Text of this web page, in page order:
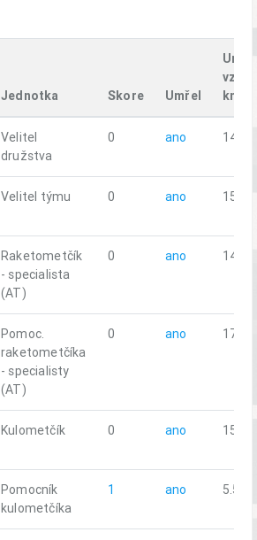
Jednotka Skore Umřel
km
Velitel
družstva
0 ano 14.12
Velitel týmu 0 ano 15.38
Raketometčík
- specialista
(AT)
0 ano 14.51
Pomoc.
raketometčíka
- specialisty
(AT)
0 ano 17.22
Kulometčík 0 ano 15.90
Pomocník
kulometčíka
1 ano 5.51